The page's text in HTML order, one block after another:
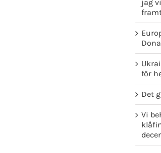
jag
för
Det
Vi